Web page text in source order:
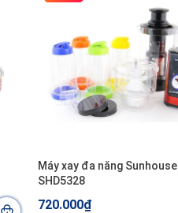
Máy xay đa năng Sunhouse
SHD5328
720.000₫